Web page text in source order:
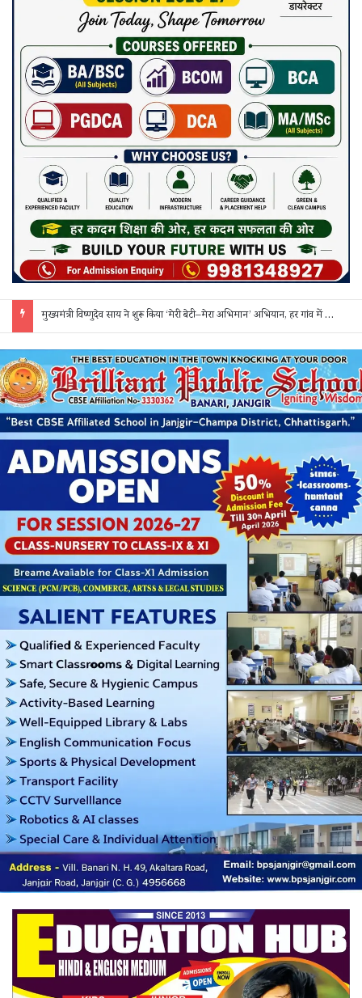
मुख्यमंत्री विष्णुदेव साय ने शुरू किया ‘मेरी बेटी–मेरा अभिमान’ अभियान, हर गांव में मुक्तिधाम और हर स्कूल में बालिका शौचालय